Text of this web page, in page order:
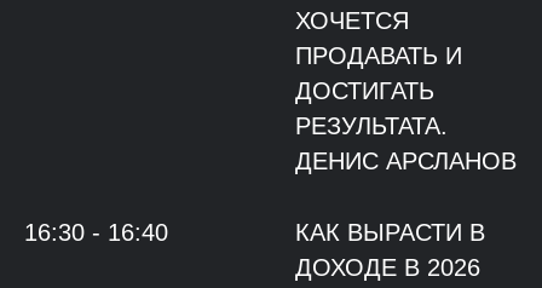
ХОЧЕТСЯ
ПРОДАВАТЬ И
ДОСТИГАТЬ
РЕЗУЛЬТАТА.
ДЕНИС АРСЛАНОВ
16:30 - 16:40
КАК ВЫРАСТИ В
ДОХОДЕ В 2026